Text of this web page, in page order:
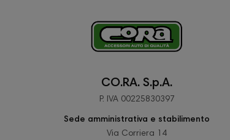
CO.RA. S.p.A.
P. IVA 00225830397
Sede amministrativa e stabilimento
Via Corriera 14